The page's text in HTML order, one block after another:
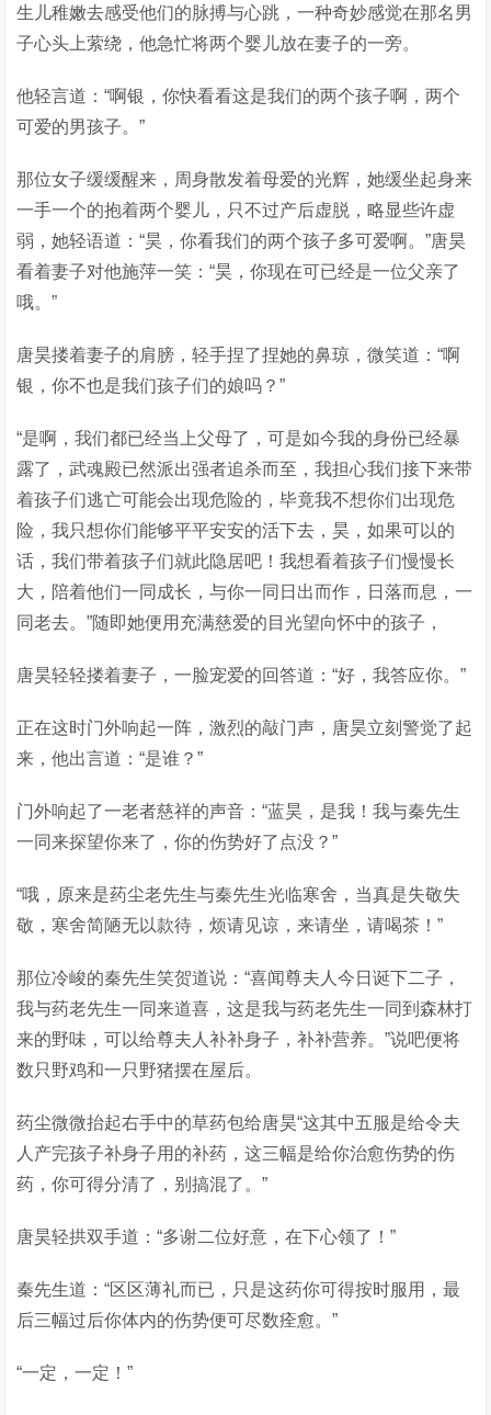
生儿稚嫩去感受他们的脉搏与心跳，一种奇妙感觉在那名男
子心头上萦绕，他急忙将两个婴儿放在妻子的一旁。
他轻言道：“啊银，你快看看这是我们的两个孩子啊，两个
可爱的男孩子。”
那位女子缓缓醒来，周身散发着母爱的光辉，她缓坐起身来
一手一个的抱着两个婴儿，只不过产后虚脱，略显些许虚
弱，她轻语道：“昊，你看我们的两个孩子多可爱啊。”唐昊
看着妻子对他施萍一笑：“昊，你现在可已经是一位父亲了
哦。”
唐昊搂着妻子的肩膀，轻手捏了捏她的鼻琼，微笑道：“啊
银，你不也是我们孩子们的娘吗？”
“是啊，我们都已经当上父母了，可是如今我的身份已经暴
露了，武魂殿已然派出强者追杀而至，我担心我们接下来带
着孩子们逃亡可能会出现危险的，毕竟我不想你们出现危
险，我只想你们能够平平安安的活下去，昊，如果可以的
话，我们带着孩子们就此隐居吧！我想看着孩子们慢慢长
大，陪着他们一同成长，与你一同日出而作，日落而息，一
同老去。”随即她便用充满慈爱的目光望向怀中的孩子，
唐昊轻轻搂着妻子，一脸宠爱的回答道：“好，我答应你。”
正在这时门外响起一阵，激烈的敲门声，唐昊立刻警觉了起
来，他出言道：“是谁？”
门外响起了一老者慈祥的声音：“蓝昊，是我！我与秦先生
一同来探望你来了，你的伤势好了点没？”
“哦，原来是药尘老先生与秦先生光临寒舍，当真是失敬失
敬，寒舍简陋无以款待，烦请见谅，来请坐，请喝茶！”
那位冷峻的秦先生笑贺道说：“喜闻尊夫人今日诞下二子，
我与药老先生一同来道喜，这是我与药老先生一同到森林打
来的野味，可以给尊夫人补补身子，补补营养。”说吧便将
数只野鸡和一只野猪摆在屋后。
药尘微微抬起右手中的草药包给唐昊“这其中五服是给令夫
人产完孩子补身子用的补药，这三幅是给你治愈伤势的伤
药，你可得分清了，别搞混了。”
唐昊轻拱双手道：“多谢二位好意，在下心领了！”
秦先生道：“区区薄礼而已，只是这药你可得按时服用，最
后三幅过后你体内的伤势便可尽数痊愈。”
“一定，一定！”